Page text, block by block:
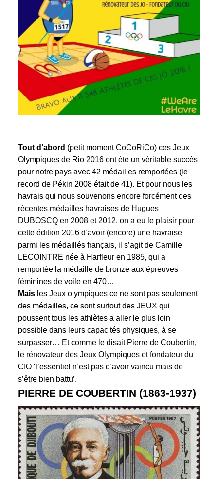
Tout d’abord (petit moment CoCoRiCo) ces Jeux
Olympiques de Rio 2016 ont été un véritable succès
pour notre pays avec42 médailles remportées (le
record de Pékin 2008 était de 41). Et pour nous les
havrais qui nous souvenons encore forcément des
récentes médailles havraises de Hugues
DUBOSCQ en 2008 et 2012, on a eu le plaisir pour
cette édition 2016 d’avoir (encore) une havraise
parmi les médaillés français, il s’agit de Camille
LECOINTRE née à Harfleur en 1985, qui a
remportée la médaille de bronze aux épreuves
féminines de voile en 470…
Mais les Jeux olympiques ce ne sont pas seulement
des médailles, ce sont surtout desJEUX qui
poussent tous les athlètes a aller le plus loin
possible dans leurs capacités physiques, à se
surpasser… Et comme le disait Pierre de Coubertin,
le rénovateur des Jeux Olympiques et fondateur du
CIO ‘l’essentiel n’est pas d’avoir vaincu mais de
s’être bien battu’.
PIERRE DE COUBERTIN (1863-1937)